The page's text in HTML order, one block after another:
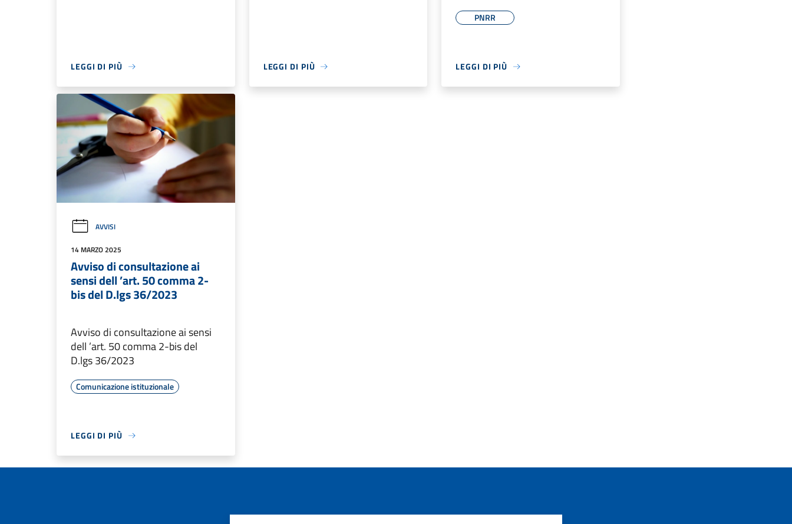
LEGGI DI PIÙ LEGGI DI PIÙ
PNRR
LEGGI DI PIÙ
AVVISI
14 MARZO 2025
Avviso di consultazione ai
sensi dell ’art. 50 comma 2-
bis del D.lgs 36/2023
Avviso di consultazione ai sensi
dell ’art. 50 comma 2-bis del
D.lgs 36/2023
Comunicazione istituzionale
LEGGI DI PIÙ